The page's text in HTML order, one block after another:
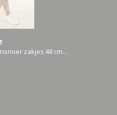
zakjes 48 cm…